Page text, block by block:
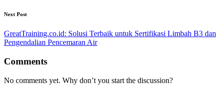
Next Post
GreatTraining.co.id: Solusi Terbaik untuk Sertifikasi Limbah B3 dan
Pengendalian Pencemaran Air
Comments
No comments yet. Why don’t you start the discussion?